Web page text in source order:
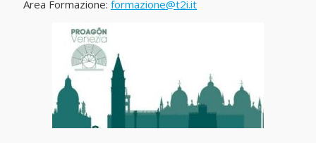
Area Formazione: formazione@t2i.it